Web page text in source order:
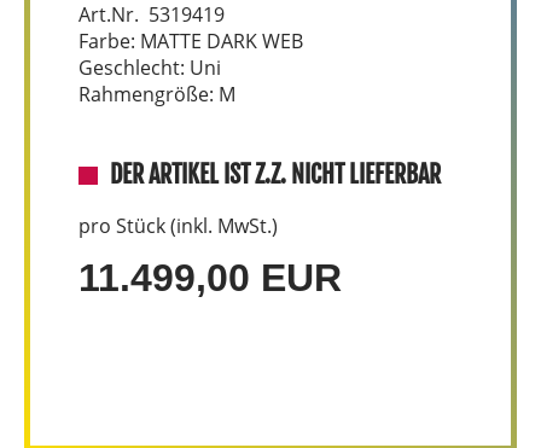
Art.Nr. 5319419
Farbe: MATTE DARK WEB
Geschlecht: Uni
Rahmengröße: M
DER ARTIKEL IST Z.Z. NICHT LIEFERBAR
pro Stück (inkl. MwSt.)
11.499,00 EUR